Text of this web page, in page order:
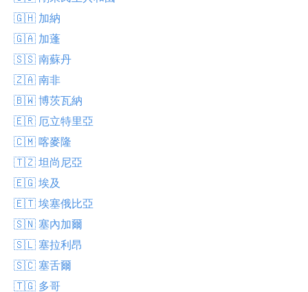
🇬🇭 加納
🇬🇦 加蓬
🇸🇸 南蘇丹
🇿🇦 南非
🇧🇼 博茨瓦納
🇪🇷 厄立特里亞
🇨🇲 喀麥隆
🇹🇿 坦尚尼亞
🇪🇬 埃及
🇪🇹 埃塞俄比亞
🇸🇳 塞內加爾
🇸🇱 塞拉利昂
🇸🇨 塞舌爾
🇹🇬 多哥